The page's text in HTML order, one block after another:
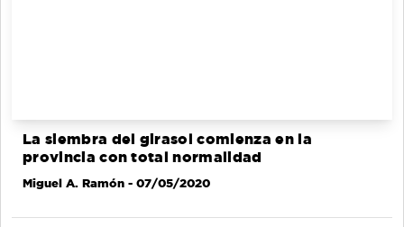
La siembra del girasol comienza en la
provincia con total normalidad
Miguel A. Ramón - 07/05/2020